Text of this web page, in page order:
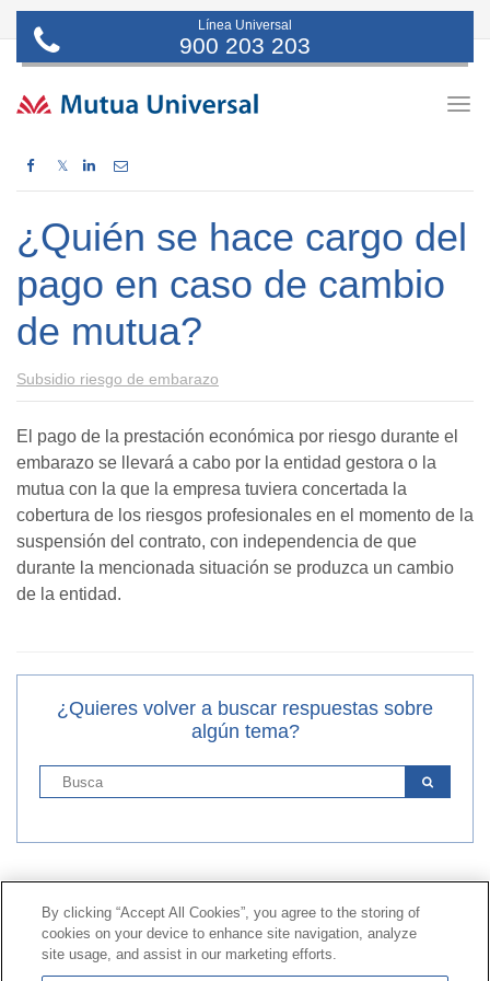
Línea Universal
900 203 203
𝕏
¿Quién se hace cargo del
pago en caso de cambio
de mutua?
Subsidio riesgo de embarazo
El pago de la prestación económica por riesgo durante el
embarazo se llevará a cabo por la entidad gestora o la
mutua con la que la empresa tuviera concertada la
cobertura de los riesgos profesionales en el momento de la
suspensión del contrato, con independencia de que
durante la mencionada situación se produzca un cambio
de la entidad.
¿Quieres volver a buscar respuestas sobre
algún tema?
Línea Universal 900 203 203|Zona Privada Comisión de
Prestaciones Especiales|Zona Privada Proveedor
Sanitario
By clicking “Accept All Cookies”, you agree to the storing of
cookies on your device to enhance site navigation, analyze
site usage, and assist in our marketing efforts.